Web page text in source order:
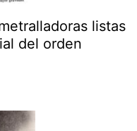
listas
del orden